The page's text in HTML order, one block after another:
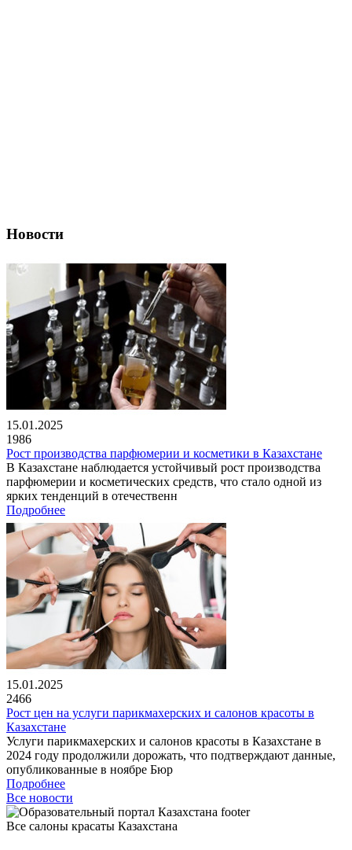
Новости
15.01.2025
1986
Рост производства парфюмерии и косметики в Казахстане
В Казахстане наблюдается устойчивый рост производства
парфюмерии и косметических средств, что стало одной из
ярких тенденций в отечественн
Подробнее
15.01.2025
2466
Рост цен на услуги парикмахерских и салонов красоты в
Казахстане
Услуги парикмахерских и салонов красоты в Казахстане в
2024 году продолжили дорожать, что подтверждают данные,
опубликованные в ноябре Бюр
Подробнее
Все новости
Все салоны красаты Казахстана